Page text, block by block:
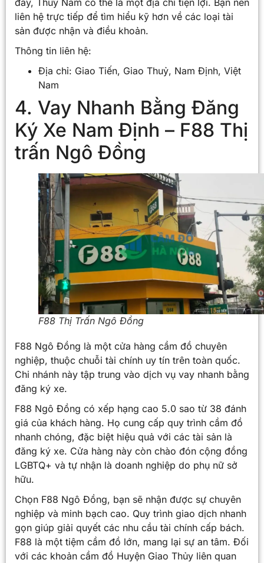
liên hệ trực tiếp để tìm hiểu kỹ hơn về các loại tài
sản được nhận và điều khoản.
Thông tin liên hệ:
Địa chỉ: Giao Tiến, Giao Thuỷ, Nam Định, Việt
Nam
4. Vay Nhanh Bằng Đăng
Ký Xe Nam Định – F88 Thị
trấn Ngô Đồng
F88 Thị Trấn Ngô Đồng
F88 Ngô Đồng là một cửa hàng cầm đồ chuyên
nghiệp, thuộc chuỗi tài chính uy tín trên toàn quốc.
Chi nhánh này tập trung vào dịch vụ vay nhanh bằng
đăng ký xe.
F88 Ngô Đồng có xếp hạng cao 5.0 sao từ 38 đánh
giá của khách hàng. Họ cung cấp quy trình cầm đồ
nhanh chóng, đặc biệt hiệu quả với các tài sản là
đăng ký xe. Cửa hàng này còn chào đón cộng đồng
LGBTQ+ và tự nhận là doanh nghiệp do phụ nữ sở
hữu.
Chọn F88 Ngô Đồng, bạn sẽ nhận được sự chuyên
nghiệp và minh bạch cao. Quy trình giao dịch nhanh
gọn giúp giải quyết các nhu cầu tài chính cấp bách.
F88 là một tiệm cầm đồ lớn, mang lại sự an tâm. Đối
với các khoản cầm đồ Huyện Giao Thủy liên quan